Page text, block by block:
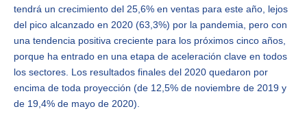
tendrá un crecimiento del 25,6% en ventas para este año, lejos
del pico alcanzado en 2020 (63,3%) por la pandemia, pero con
una tendencia positiva creciente para los próximos cinco años,
porque ha entrado en una etapa de aceleración clave en todos
los sectores. Los resultados finales del 2020 quedaron por
encima de toda proyección (de 12,5% de noviembre de 2019 y
de 19,4% de mayo de 2020).